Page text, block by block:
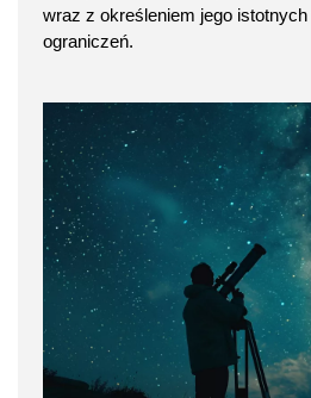
wraz z określeniem jego
ograniczeń.